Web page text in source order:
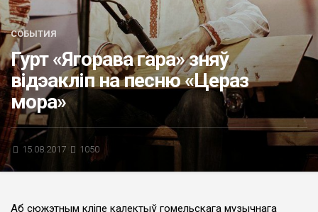
БЛИЦ-ОПРОС
АФИША
СОБЫТИЯ
Гурт «Ягорава гара» зняў
відэакліп на песню «Цераз
мора»
15.08.2017 1050
Аб сюжэтным кліпе калектыў гомельскага музычнага